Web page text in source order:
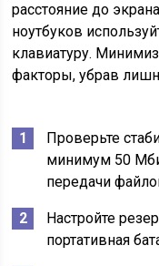
расстояние до
ноутбуков
клавиатуру.
факторы, убрав
Проверьте
минимум 50
передачи
Настройте
портативная